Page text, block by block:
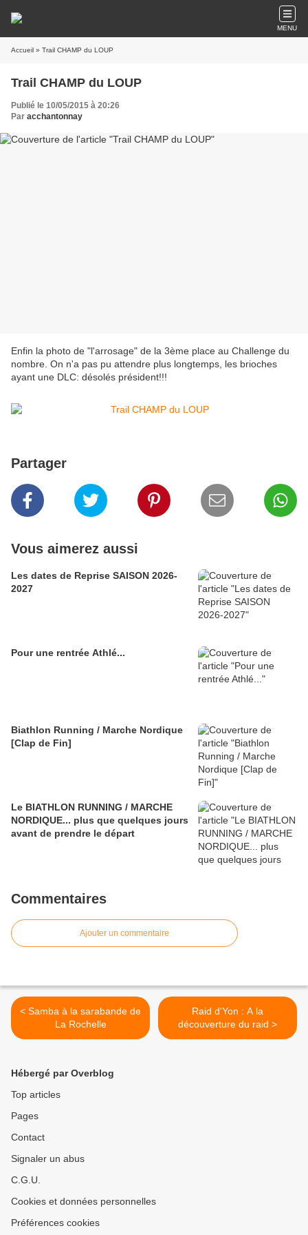
MENU
Accueil » Trail CHAMP du LOUP
Trail CHAMP du LOUP
Publié le 10/05/2015 à 20:26
Par acchantonnay
Enfin la photo de "l'arrosage" de la 3ème place au Challenge du
nombre. On n'a pas pu attendre plus longtemps, les brioches
ayant une DLC: désolés président!!!
Partager
Vous aimerez aussi
Les dates de Reprise SAISON 2026-
2027
Pour une rentrée Athlé...
Biathlon Running / Marche Nordique
[Clap de Fin]
Le BIATHLON RUNNING / MARCHE
NORDIQUE... plus que quelques jours
avant de prendre le départ
Commentaires
Ajouter un commentaire
< Samba à la sarabande de
La Rochelle
Raid d'Yon : A la
découverture du raid >
Hébergé par Overblog
Top articles
Pages
Contact
Signaler un abus
C.G.U.
Cookies et données personnelles
Préférences cookies